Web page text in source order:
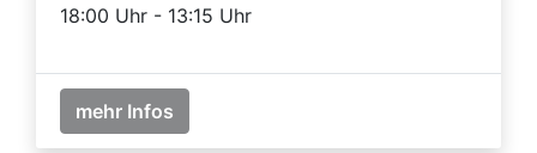
18:00 Uhr - 13:15 Uhr
mehr Infos